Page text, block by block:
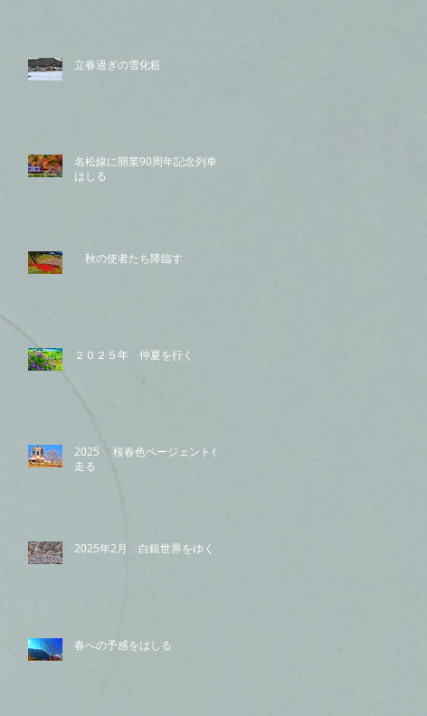
立春過ぎの雪化粧
名松線に開業90周年記念列車
はしる
秋の使者たち降臨す
２０２５年 仲夏を行く
2025 桜春色ページェントを
走る
2025年2月 白銀世界をゆく
春への予感をはしる